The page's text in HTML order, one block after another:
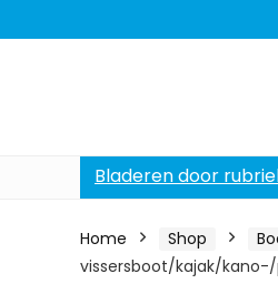
Bladeren door
Home Shop
vissersboot/kajak/kano-/